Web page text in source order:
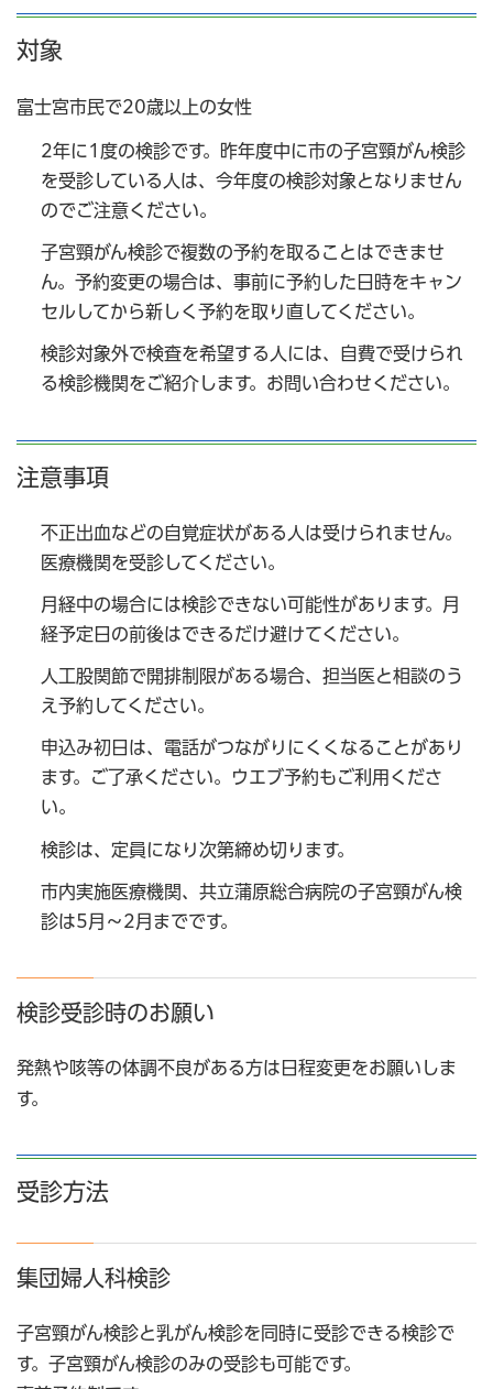
対象
富士宮市民で20歳以上の女性
2年に1度の検診です。昨年度中に市の子宮頸がん検診
を受診している人は、今年度の検診対象となりません
のでご注意ください。
子宮頸がん検診で複数の予約を取ることはできませ
ん。予約変更の場合は、事前に予約した日時をキャン
セルしてから新しく予約を取り直してください。
検診対象外で検査を希望する人には、自費で受けられ
る検診機関をご紹介します。お問い合わせください。
注意事項
不正出血などの自覚症状がある人は受けられません。
医療機関を受診してください。
月経中の場合には検診できない可能性があります。月
経予定日の前後はできるだけ避けてください。
人工股関節で開排制限がある場合、担当医と相談のう
え予約してください。
申込み初日は、電話がつながりにくくなることがあり
ます。ご了承ください。ウエブ予約もご利用くださ
い。
検診は、定員になり次第締め切ります。
市内実施医療機関、共立蒲原総合病院の子宮頸がん検
診は5月～2月までです。
検診受診時のお願い
発熱や咳等の体調不良がある方は日程変更をお願いしま
す。
受診方法
集団婦人科検診
子宮頸がん検診と乳がん検診を同時に受診できる検診で
す。子宮頸がん検診のみの受診も可能です。